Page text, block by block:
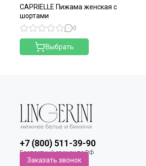
CAPRIELLE Пижама женская с
шортами
0
Выбрать
+7 (800) 511-39-90
Заказать звонок